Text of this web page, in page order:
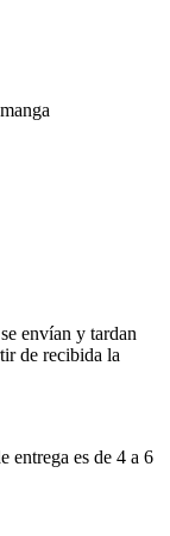
envían y tardan
de recibida la
entrega es de 4 a 6